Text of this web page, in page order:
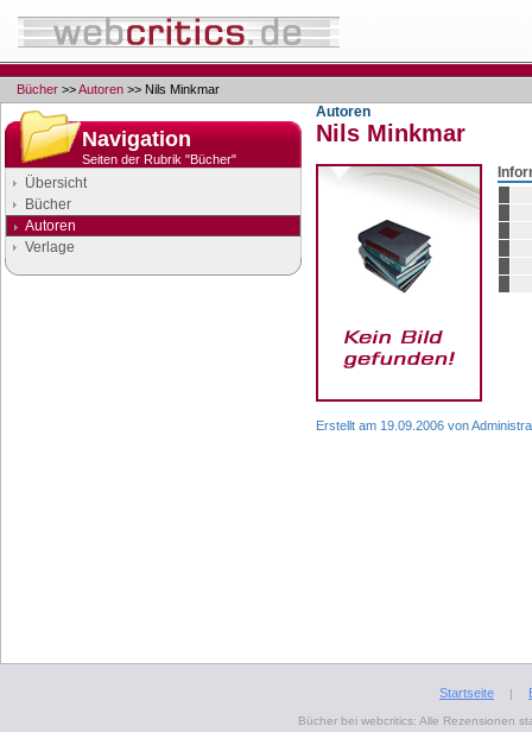
Bücher >>Autoren >> Nils Minkmar
Navigation
Seiten der Rubrik "Bücher"
Übersicht
Bücher
Autoren
Verlage
Autoren
Nils Minkmar
Erstellt am 19.09.2006 von
Startseite |
Bücher bei webcritics: Alle Rezensionen